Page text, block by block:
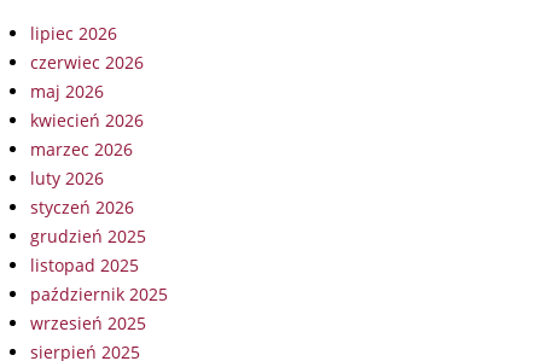
lipiec 2026
czerwiec 2026
maj 2026
kwiecień 2026
marzec 2026
luty 2026
styczeń 2026
grudzień 2025
listopad 2025
październik 2025
wrzesień 2025
sierpień 2025